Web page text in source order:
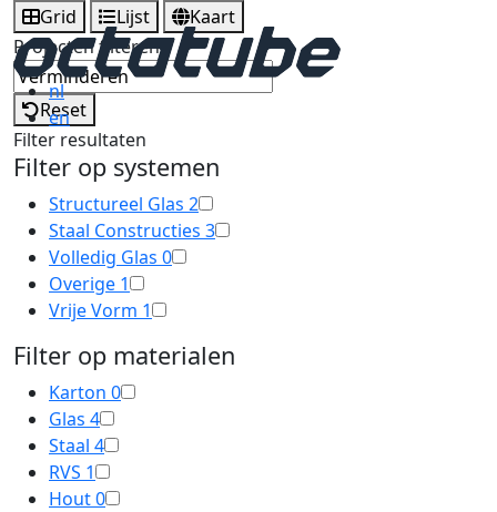
nl
en
Grid Lijst
Kaart
Projecten filteren
Reset
Filter resultaten
Filter op systemen
Structureel Glas 2
Staal Constructies 3
Volledig Glas 0
Overige 1
Vrije Vorm 1
Filter op materialen
Karton 0
Glas 4
Staal 4
RVS 1
Hout0